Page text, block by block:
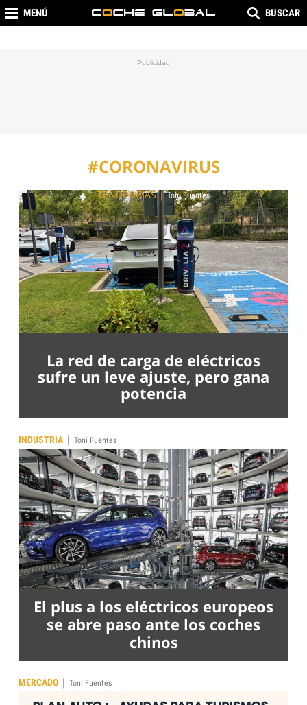
MENÚ BUSCAR
#CORONAVIRUS
TENDENCIAS|Toni Fuentes
La red de carga de eléctricos
sufre un leve ajuste, pero gana
potencia
INDUSTRIA | Toni Fuentes
El plus a los eléctricos europeos
se abre paso ante los coches
chinos
MERCADO | Toni Fuentes